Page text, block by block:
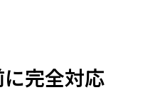
お知らせ
NEWS
完全対応